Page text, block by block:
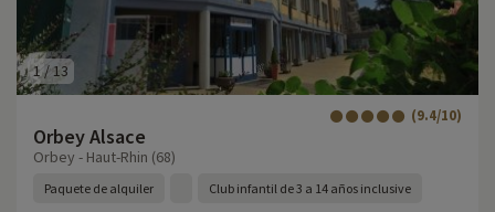
1/13
Orbey Alsace
(9.4/10)
Orbey - Haut-Rhin (68)
Paquete de alquiler Club infantil de 3 a 14 años inclusive